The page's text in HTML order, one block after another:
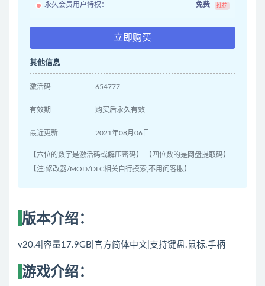
永久会员用户特权： 免费 推荐
立即购买
其他信息
激活码 654777
有效期 购买后永久有效
最近更新 2021年08月06日
【六位的数字是激活码或解压密码】 【四位数的是网盘提取码】
【注:修改器/MOD/DLC相关自行摸索,不用问客服】
版本介绍：
v20.4|容量17.9GB|官方简体中文|支持键盘.鼠标.手柄
游戏介绍：